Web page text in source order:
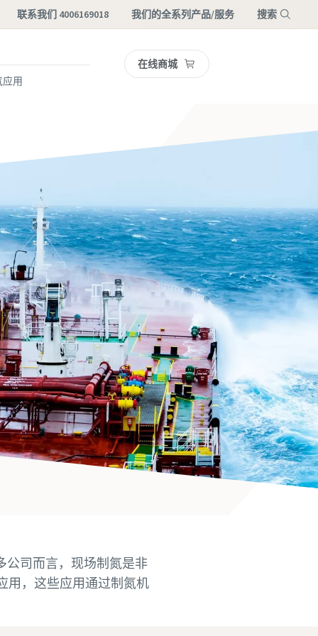
联系我们 4006169018 我们的全系列产品/服务 搜索
应用
在线商城
公司而言，现场制氮是非
用，这些应用通过制氮机